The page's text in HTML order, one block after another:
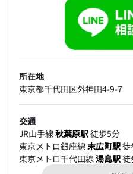
所在地
東京都千代田区外神田4-9-7
交通
JR山手線秋葉原駅徒歩5分
東京メトロ銀座線末広町駅徒
東京メトロ千代田線湯島駅徒